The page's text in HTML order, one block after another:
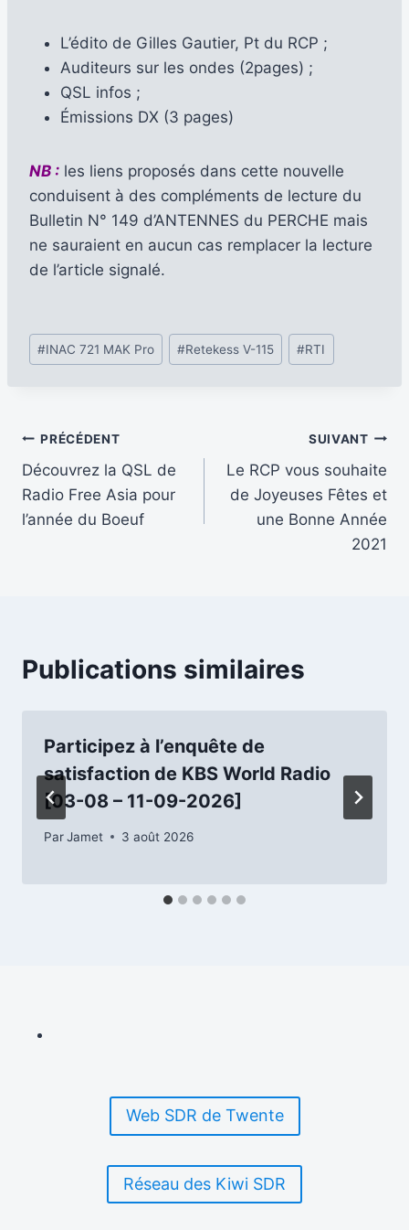
L’édito de Gilles Gautier, Pt du RCP ;
Auditeurs sur les ondes (2pages) ;
QSL infos ;
Émissions DX (3 pages)
NB : les liens proposés dans cette nouvelle
conduisent à des compléments de lecture du
Bulletin N° 149 d’ANTENNES du PERCHE mais
ne sauraient en aucun cas remplacer la lecture
de l’article signalé.
Étiquettes
de
#INAC 721 MAK Pro #Retekess V-115 #RTI
Navigation
de
l’article
PRÉCÉDENT
Découvrez la QSL de
Radio Free Asia pour
l’année du Boeuf
SUIVANT
Le RCP vous souhaite
de Joyeuses Fêtes et
une Bonne Année
2021
Publications similaires
Participez à l’enquête de
satisfaction de KBS World Radio
[03-08 – 11-09-2026]
ParJamet 3 août 2026
Web SDR de Twente
Réseau des Kiwi SDR